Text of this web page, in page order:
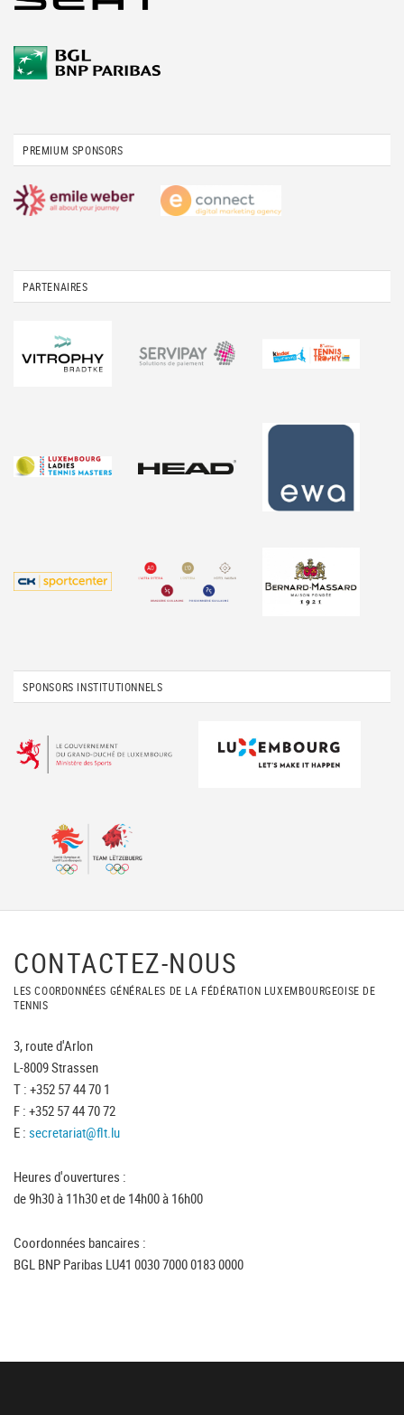
PREMIUM SPONSORS
PARTENAIRES
SPONSORS INSTITUTIONNELS
CONTACTEZ-NOUS
LES COORDONNÉES GÉNÉRALES DE LA FÉDÉRATION LUXEMBOURGEOISE DE
TENNIS
3, route d'Arlon
L-8009 Strassen
T : +352 57 44 70 1
F : +352 57 44 70 72
E : secretariat@flt.lu
Heures d'ouvertures :
de 9h30 à 11h30 et de 14h00 à 16h00
Coordonnées bancaires :
BGL BNP Paribas LU41 0030 7000 0183 0000